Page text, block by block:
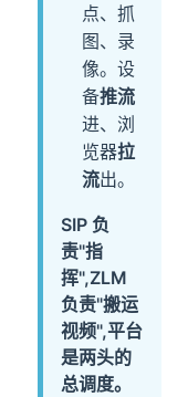
点、抓
图、录
像。设
备推流
进、浏
览器拉
流出。
SIP 负
责"指
挥",ZLM
负责"搬运
视频",平台
是两头的
总调度。